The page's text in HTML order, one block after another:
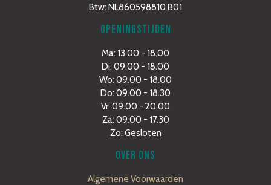
Btw: NL860598810 B01
OPENINGSTIJDEN
Ma: 13.00 - 18.00
Di: 09.00 - 18.00
Wo: 09.00 - 18.00
Do: 09.00 - 18.30
Vr: 09.00 - 20.00
Za: 09.00 - 17.30
Zo: Gesloten
OVER ONS
Algemene Voorwaarden